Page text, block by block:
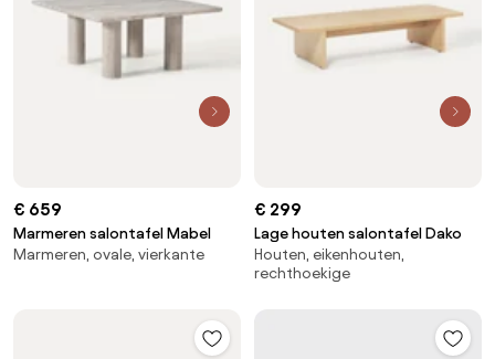
€ 659
Marmeren salontafel Mabel
Marmeren, ovale, vierkante
€ 299
Lage houten salontafel Dako
Houten, eikenhouten,
rechthoekige